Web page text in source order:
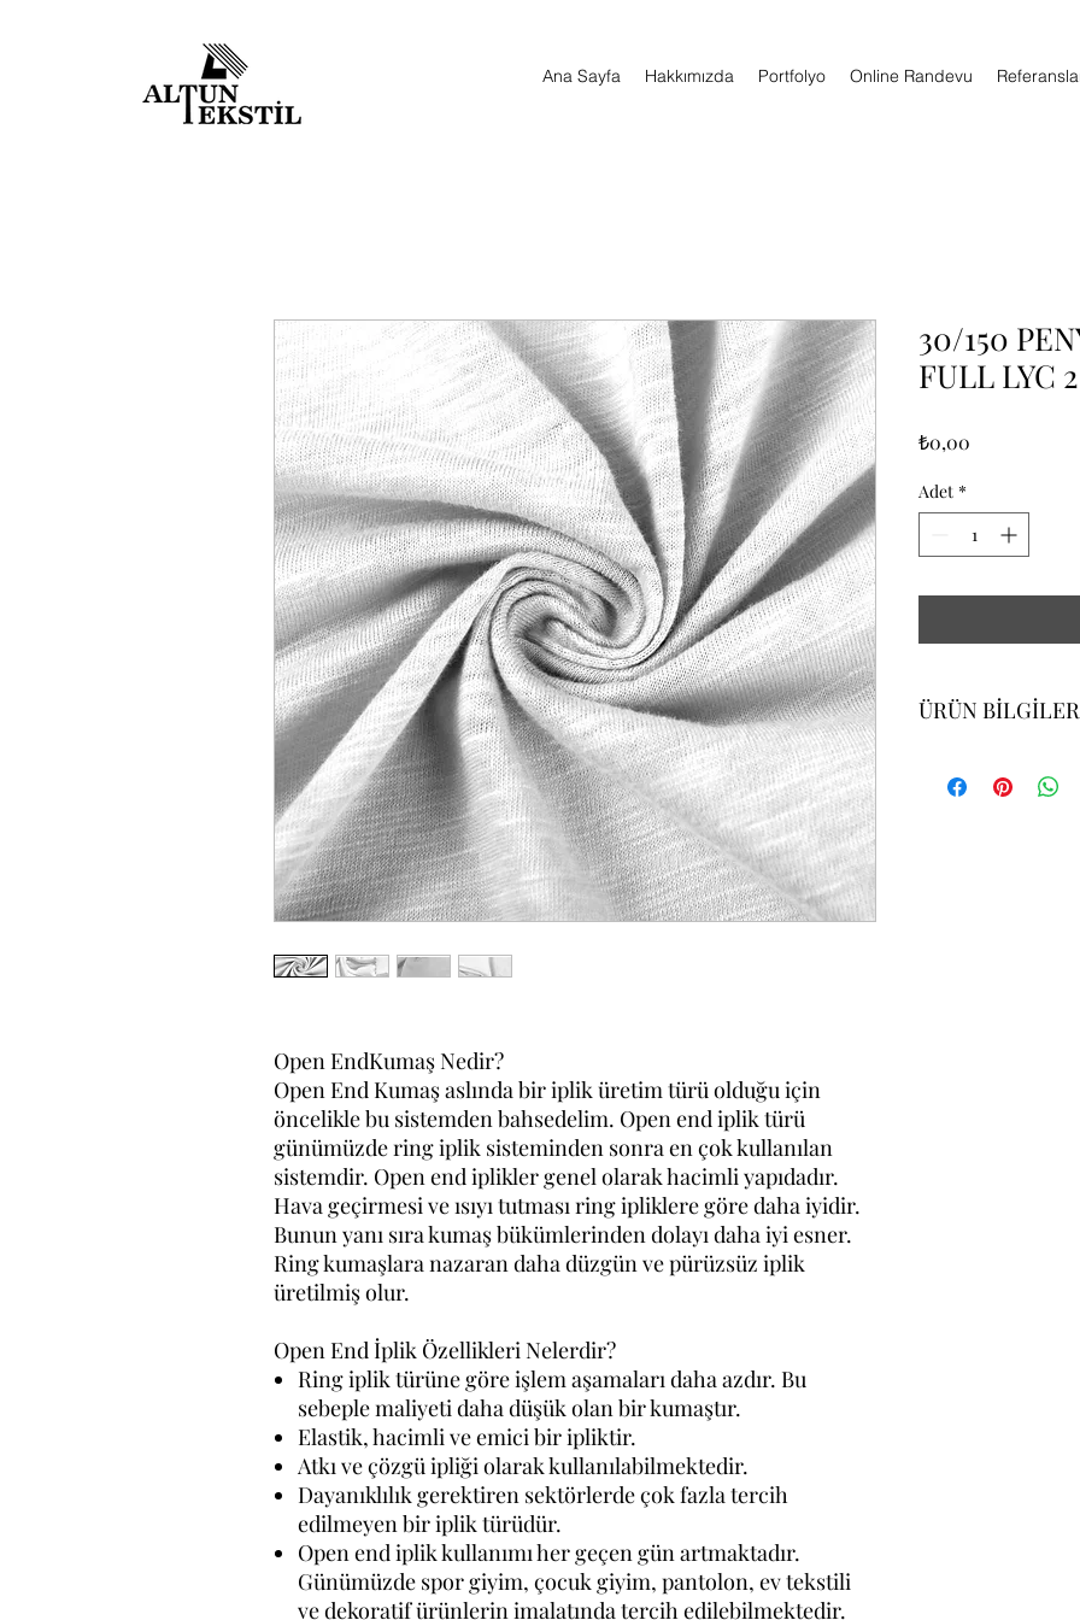
Ana Sayfa Hakkımızda Portfolyo Online Randevu
Open EndKumaş Nedir?
Open End Kumaş aslında bir iplik üretim türü olduğu için
öncelikle bu sistemden bahsedelim. Open end iplik türü
günümüzde ring iplik sisteminden sonra en çok kullanılan
sistemdir. Open end iplikler genel olarak hacimli yapıdadır.
Hava geçirmesi ve ısıyı tutması ring ipliklere göre daha iyidir.
Bunun yanı sıra kumaş bükümlerinden dolayı daha iyi esner.
Ring kumaşlara nazaran daha düzgün ve pürüzsüz iplik
üretilmiş olur.
Open End İplik Özellikleri Nelerdir?
Ring iplik türüne göre işlem aşamaları daha azdır. Bu
sebeple maliyeti daha düşük olan bir kumaştır.
Elastik, hacimli ve emici bir ipliktir.
Atkı ve çözgü ipliği olarak kullanılabilmektedir.
Dayanıklılık gerektiren sektörlerde çok fazla tercih
edilmeyen bir iplik türüdür.
Open end iplik kullanımı her geçen gün artmaktadır.
Günümüzde spor giyim, çocuk giyim, pantolon, ev tekstili
ve dekoratif ürünlerin imalatında tercih edilebilmektedir.
30/150
FULL LYC
₺0,00
Adet *
ÜRÜN